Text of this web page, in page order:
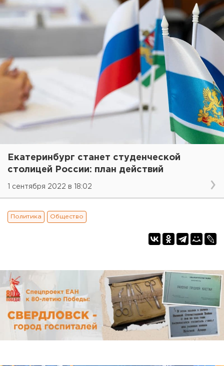
Екатеринбург станет студенческой
столицей России: план действий
1 сентября 2022 в 18:02
Политика Общество